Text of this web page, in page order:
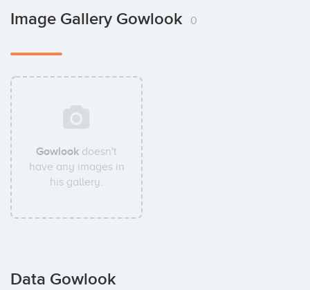
Image Gallery Gowlook 0
Gowlook doesn't
have any images in
his gallery.
Data Gowlook